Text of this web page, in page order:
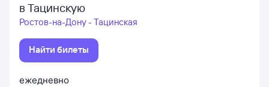
в Тацинскую
Ростов-на-Дону - Тацинская
Найти билеты
ежедневно